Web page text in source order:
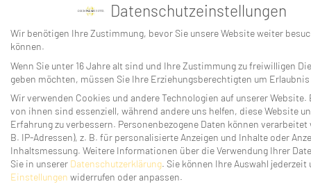
Föhn
Flachbild-Fernseher
Sessel
Kaffee-/Teestation
Telefon
Safe
ALLES SEHEN
Datenschutzeinstellungen
Wir benötigen Ihre Zustimmung, bevor Sie unsere Website weiter
können.
Wenn Sie unter 16 Jahre alt sind und Ihre Zustimmung zu freiwilligen
geben möchten, müssen Sie Ihre Erziehungsberechtigten um
Wir verwenden Cookies und andere Technologien auf unserer Website.
von ihnen sind essenziell, während andere uns helfen, diese Website
Erfahrung zu verbessern. Personenbezogene Daten können verarbeitet
B. IP-Adressen), z. B. für personalisierte Anzeigen und Inhalte oder
Inhaltsmessung. Weitere Informationen über die Verwendung Ihrer
Sie in unserer Datenschutzerklärung. Sie können Ihre Auswahl jederzeit
Einstellungen widerrufen oder anpassen.